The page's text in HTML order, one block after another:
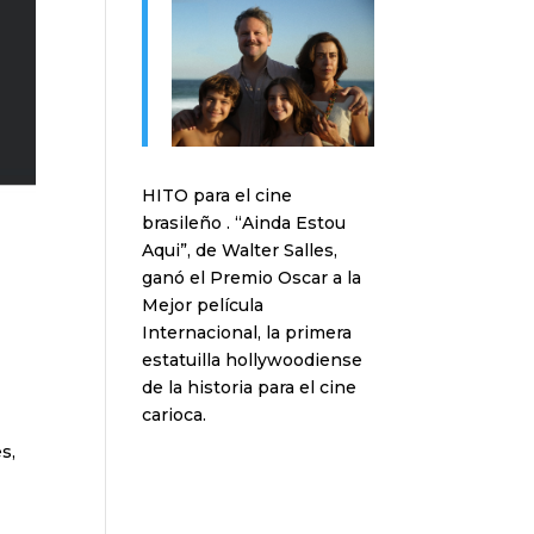
HITO para el cine
brasileño . “Ainda Estou
Aqui”, de Walter Salles,
ganó el Premio Oscar a la
Mejor película
Internacional, la primera
estatuilla hollywoodiense
de la historia para el cine
carioca.